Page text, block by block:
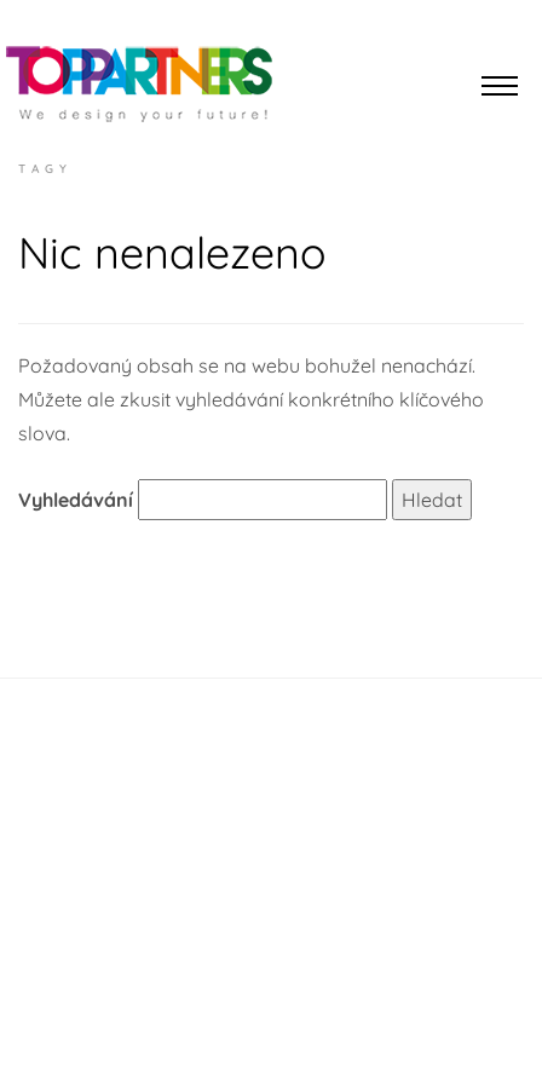
TAGY
Nic nenalezeno
Požadovaný obsah se na webu bohužel nenachází.
Můžete ale zkusit vyhledávání konkrétního klíčového
slova.
Vyhledávání